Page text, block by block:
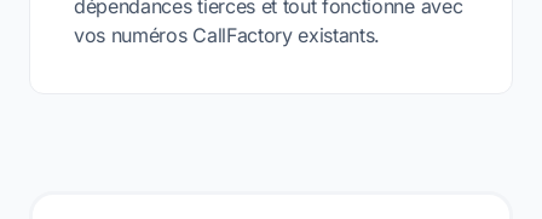
dépendances tierces et tout fonctionne avec
vos numéros CallFactory existants.